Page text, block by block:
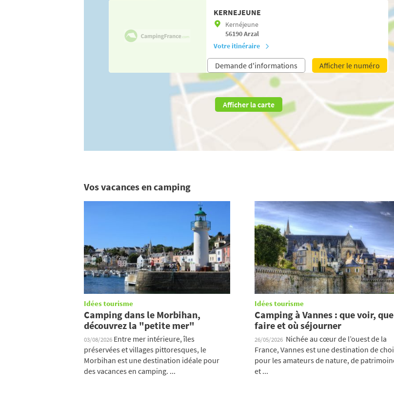
KERNEJEUNE
Kernéjeune
56190Arzal
Votre itinéraire
Demande d'informations Afficher le numéro
Afficher la carte
Vos vacances en camping
Idées tourisme
Camping dans le Morbihan,
découvrez la "petite mer"
03/08/2026 Entre mer intérieure, îles
préservées et villages pittoresques, le
Morbihan est une destination idéale pour
des vacances en camping. ...
Idées tourisme
Camping à Vannes : que voir, que
faire et où séjourner
26/05/2026 Nichée au cœur de l’ouest de la
France, Vannes est une destination de
pour les amateurs de nature, de
et ...